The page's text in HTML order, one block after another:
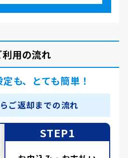
用の流れ
も、とても簡単！
ご返却までの流れ
STEP1